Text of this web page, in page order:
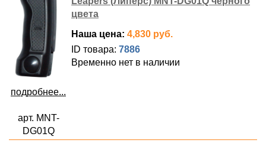
подробнее...
арт. MNT-
DG01Q
цвета
Наша цена: 4,830 руб.
ID товара: 7886
Временно нет в наличии